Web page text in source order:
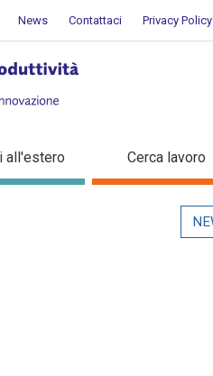
News Contattaci Privacy Policy
in evidenza
all'estero Cerca lavoro